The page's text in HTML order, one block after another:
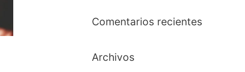
Comentarios recientes
Archivos